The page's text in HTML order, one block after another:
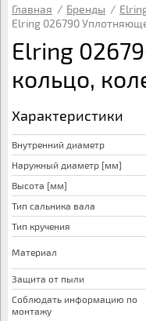
Главная / Бренды /
Elring 026790
Elring
кольцо,
Характеристики
Внутренний диаметр
Наружный диаметр [мм]
Высота [мм]
Тип сальника вала
Тип кручения
Материал
Защита от пыли
Соблюдать информацию по
монтажу